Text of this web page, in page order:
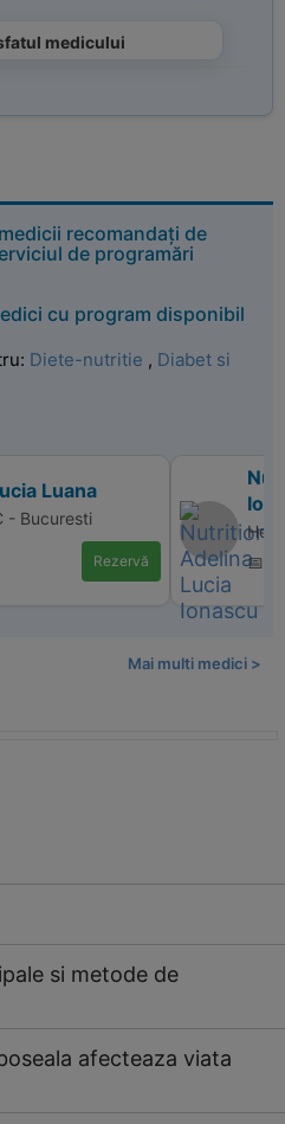
medicului
recomandați de
de programări
cu program disponibil
Diete-nutritie , Diabet si
Luana
- Bucuresti
Rezervă
📅
Mai multi medici >
si metode de
afecteaza viata